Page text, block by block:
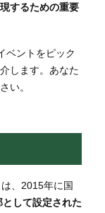
するための重要
ベントをピック
します。あなた
い。
、2015年に国
として設定された